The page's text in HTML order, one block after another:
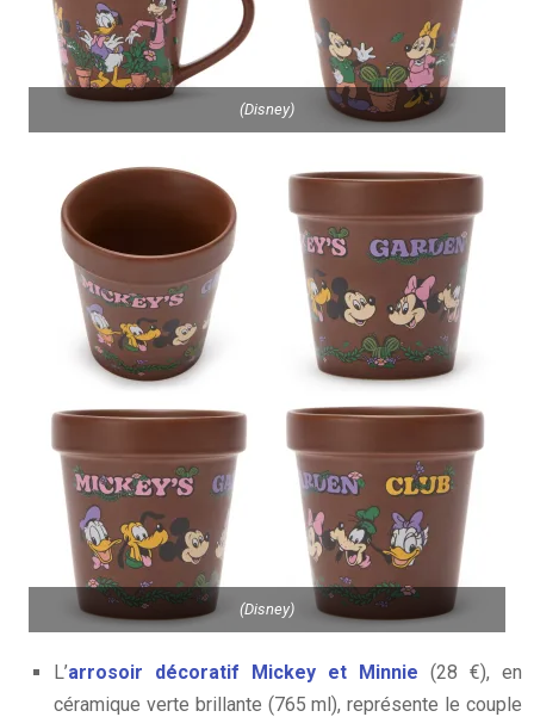
(Disney)
(Disney)
L’arrosoir décoratif Mickey et Minnie (28 €), en
céramique verte brillante (765 ml), représente le couple